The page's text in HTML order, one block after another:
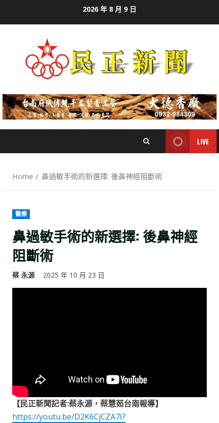
2026 年 8 月 9 日
LIVE
Home 鼻過敏手術的新選擇: 後鼻神經阻斷術
醫療
鼻過敏手術的新選擇: 後鼻神經
阻斷術
蔡 永源 2025 年 10 月 23 日
【民正新聞記者:蔡永源，蔡慧茹台南報導】
https://youtu.be/D2K6CjCZA7I?